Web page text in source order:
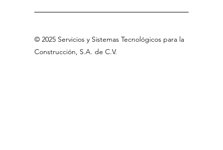
© 2025 Servicios y Sistemas Tecnológicos para la
Construcción, S.A. de C.V.